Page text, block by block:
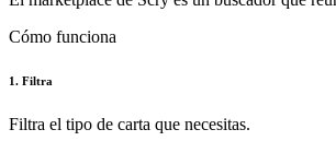
Cómo funciona
1. Filtra
Filtra el tipo de carta que necesitas.